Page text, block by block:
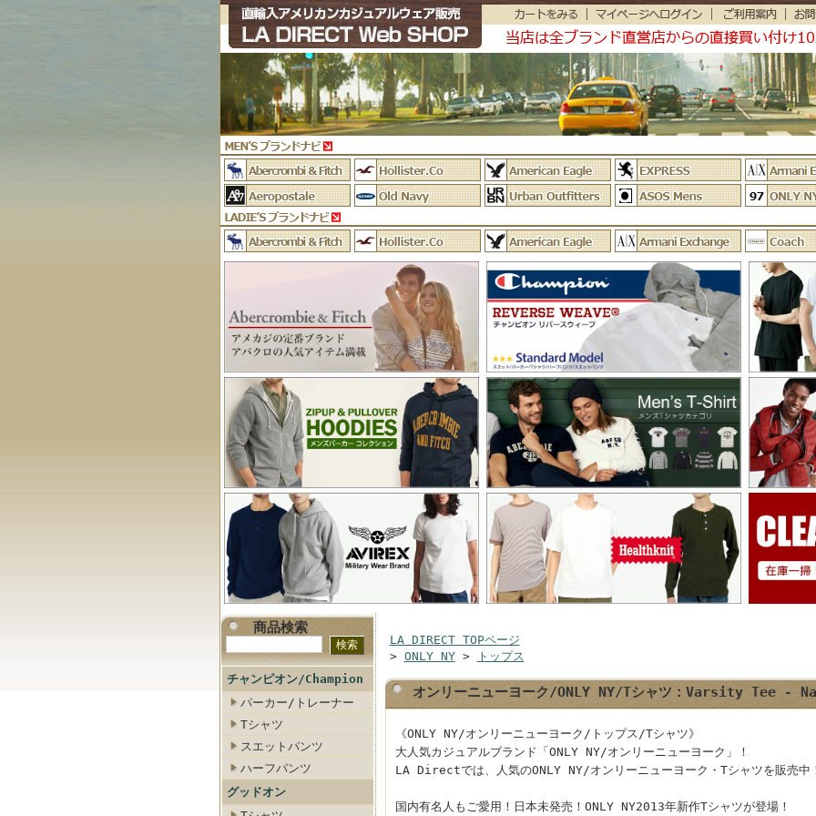
商品検索
チャンピオン/Champion
パーカー/トレーナー
Tシャツ
スエットパンツ
ハーフパンツ
グッドオン
LA DIRECT TOPページ
> ONLY NY> トップス
オンリーニューヨーク/ONLY NY/Tシャツ：Varsity Tee -
《ONLY NY/オンリーニューヨーク/トップス/Tシャツ》
大人気カジュアルブランド「ONLY NY/オンリーニューヨーク」！
LA Directでは、人気のONLY NY/オンリーニューヨーク・Tシャツを販売中
国内有名人もご愛用！日本未発売！ONLY NY2013年新作Tシャツが登場！